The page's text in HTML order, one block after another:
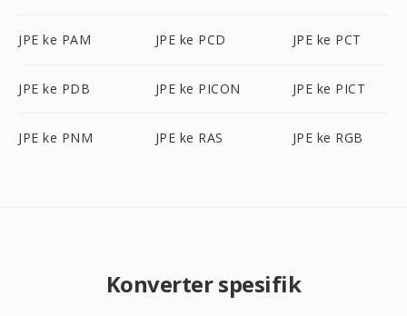
JPE ke PAM JPE ke PCD JPE ke PCT
JPE ke PDB JPE ke PICON JPE ke PICT
JPE ke PNM JPE ke RAS JPE ke RGB
Konverter spesifik